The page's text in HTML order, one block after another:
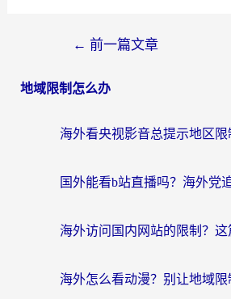
← 前一篇文章
地域限制怎么办